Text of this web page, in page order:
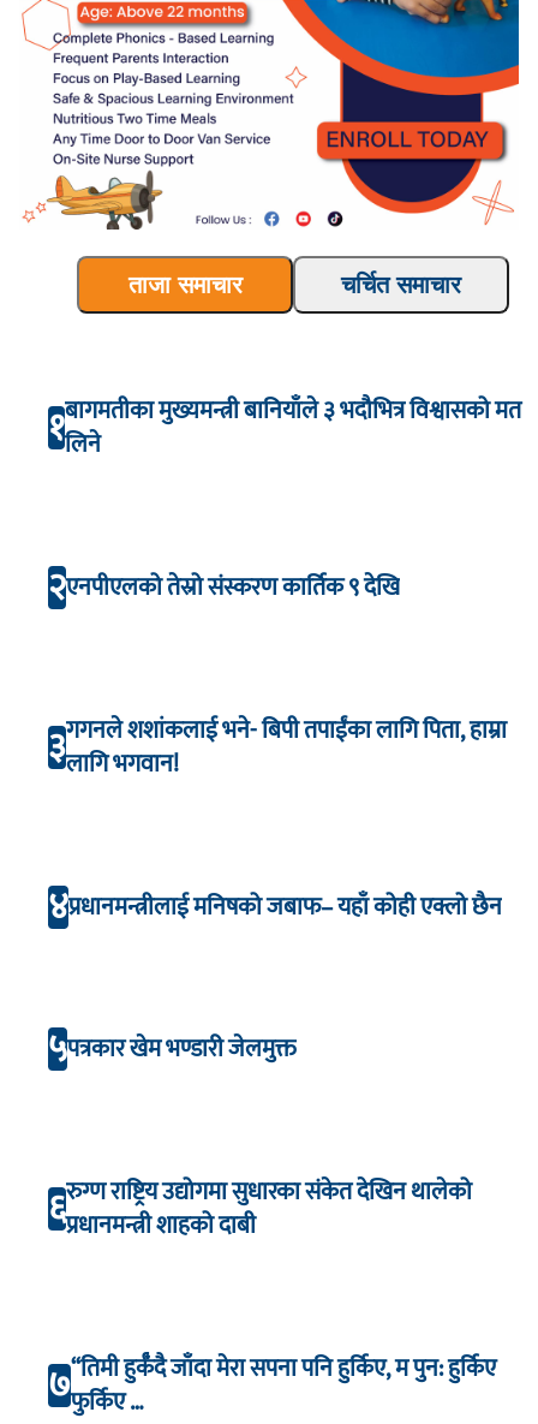
ताजा समाचार चर्चित समाचार
१बागमतीका मुख्यमन्त्री बानियाँले ३ भदौभित्र विश्वासको मत
लिने
२एनपीएलको तेस्रो संस्करण कार्तिक ९ देखि
३गगनले शशांकलाई भने- बिपी तपाईंका लागि पिता, हाम्रा
लागि भगवान!
४प्रधानमन्त्रीलाई मनिषको जबाफ– यहाँ कोही एक्लो छैन
५पत्रकार खेम भण्डारी जेलमुक्त
६रुग्ण राष्ट्रिय उद्योगमा सुधारका संकेत देखिन थालेको
प्रधानमन्त्री शाहको दाबी
७“तिमी हुर्कँदै जाँदा मेरा सपना पनि हुर्किए, म पुन: हुर्किए
फुर्किए …